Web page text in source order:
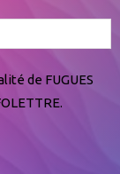
de FUGUES